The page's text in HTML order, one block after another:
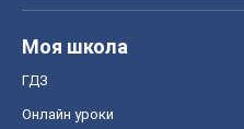
Моя школа
ГДЗ
Онлайн уроки